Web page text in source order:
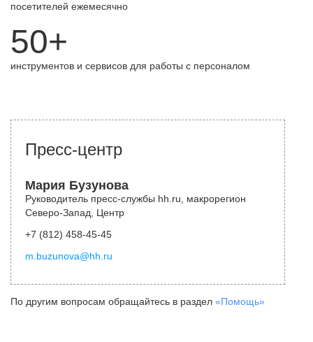
посетителей ежемесячно
50+
инструментов и сервисов для работы с персоналом
Пресс-центр
Мария Бузунова
Руководитель пресс-службы hh.ru, макрорегион
Северо-Запад, Центр
+7 (812) 458-45-45
m.buzunova@hh.ru
По другим вопросам обращайтесь в раздел «Помощь»